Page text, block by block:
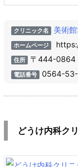
クリニック名 美術
ホームページ
住所 〒444-0864
電話番号 0564-
どうけ内科ク